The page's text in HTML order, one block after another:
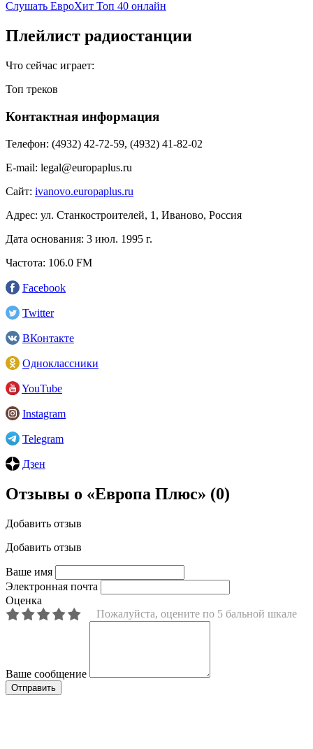
Слушать ЕвроХит Топ 40 онлайн
Плейлист радиостанции
Что сейчас играет:
Топ треков
Контактная информация
Телефон: (4932) 42-72-59, (4932) 41-82-02
E-mail: legal@europaplus.ru
Сайт: ivanovo.europaplus.ru
Адрес: ул. Станкостроителей, 1, Иваново, Россия
Дата основания: 3 июл. 1995 г.
Частота: 106.0 FM
Facebook
Twitter
ВКонтакте
Одноклассники
YouTube
Instagram
Telegram
Дзен
Отзывы о «Европа Плюс» (0)
Добавить отзыв
Добавить отзыв
Ваше имя
Электронная почта
Оценка
Пожалуйста, оцените по 5 бальной шкале
Ваше сообщение